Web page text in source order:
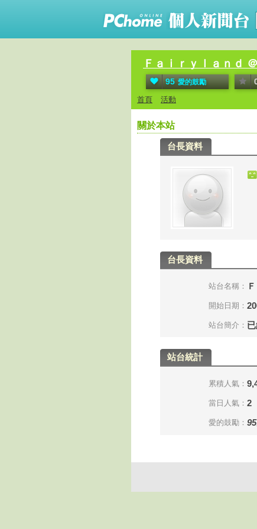
Ｆａｉｒｙｌａｎｄ
95 愛的鼓勵
首頁 活動
關於本站
台長資料
台長資料
站台名稱：
開始日期：
站台簡介：
站台統計
累積人氣：
當日人氣： 2
愛的鼓勵： 95